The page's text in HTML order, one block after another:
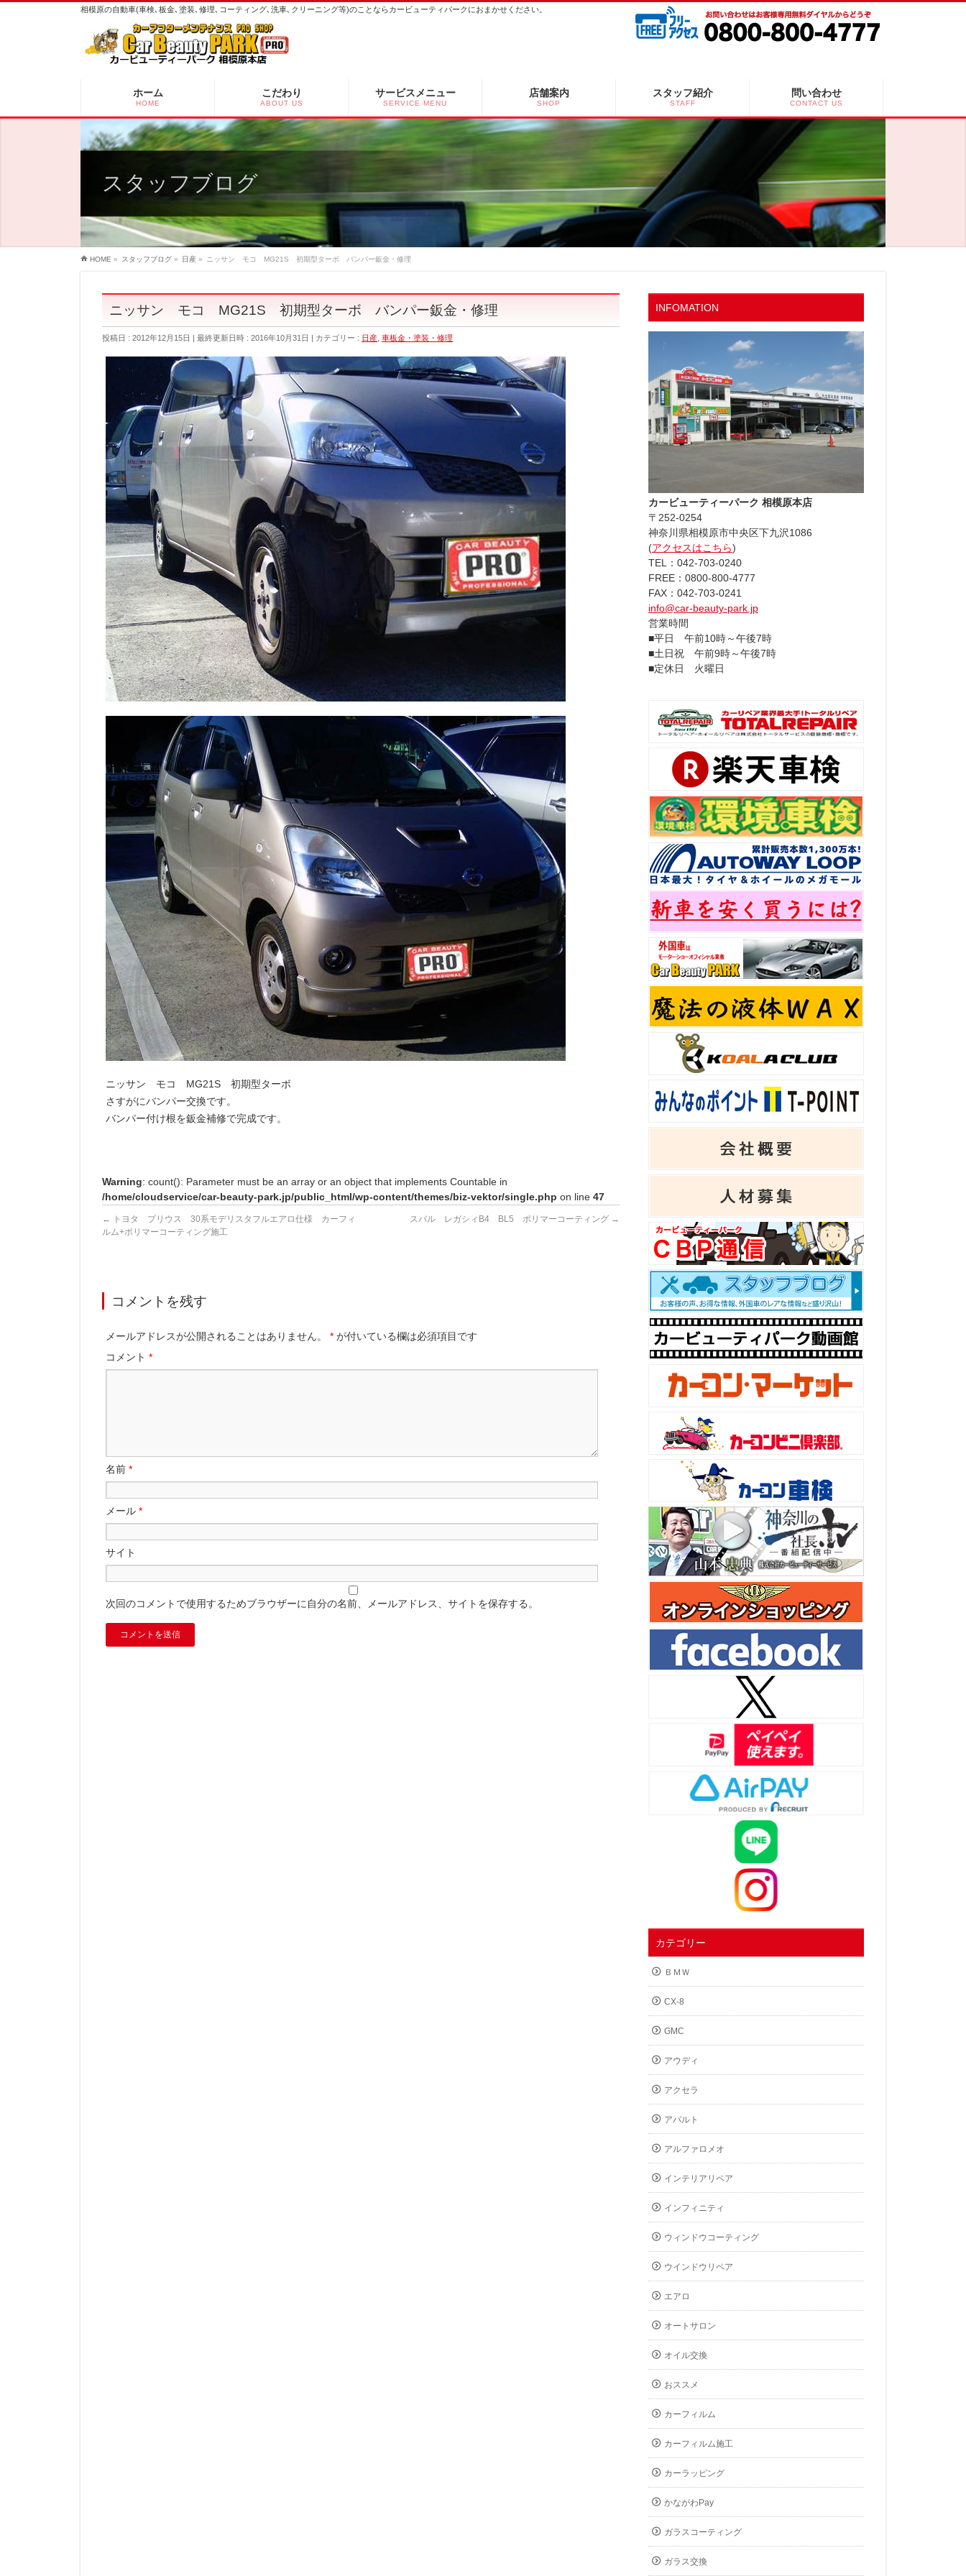
相模原の自動車(車検､板金､塗装､修理､コーティング､洗車､クリーニング等)のことならカービューティパークにおまかせください。
ホーム
HOME
こだわり
ABOUT US
サービスメニュー
SERVICE MENU
店舗案内
SHOP
スタッフ紹介
STAFF
問い合わせ
CONTACT US
スタッフブログ
HOME » スタッフブログ » 日産 » ニッサン モコ MG21S 初期型ターボ バンパー鈑金・修理
ニッサン モコ MG21S 初期型ターボ バンパー鈑金・修理
投稿日 : 2012年12月15日 最終更新日時 : 2016年10月31日 カテゴリー : 日産 車板金・塗装・修理
ニッサン モコ MG21S 初期型ターボ
さすがにバンパー交換です。
バンパー付け根を鈑金補修で完成です。
Warning: count(): Parameter must be an array or an object that implements Countable in
/home/cloudservice/car-beauty-park.jp/public_html/wp-content/themes/biz-vektor/single.php on line 47
←
トヨタ プリウス 30系モデリスタフルエアロ仕様 カーフィ
ルム+ポリマーコーティング施工
スバル レガシィB4 BL5 ポリマーコーティング →
コメントを残す
メールアドレスが公開されることはありません。 * が付いている欄は必須項目です
コメント *
名前 *
メール *
サイト
次回のコメントで使用するためブラウザーに自分の名前、メールアドレス、サイトを保存する。
INFOMATION
カービューティーパーク 相模原本店
〒252-0254
神奈川県相模原市中央区下九沢1086
(アクセスはこちら)
TEL：042-703-0240
FREE：0800-800-4777
FAX：042-703-0241
info@car-beauty-park.jp
営業時間
■平日 午前10時～午後7時
■土日祝 午前9時～午後7時
■定休日 火曜日
カテゴリー
ＢＭＷ
CX-8
GMC
アウディ
アクセラ
アバルト
アルファロメオ
インテリアリペア
インフィニティ
ウィンドウコーティング
ウインドウリペア
エアロ
オートサロン
オイル交換
おススメ
カーフィルム
カーフィルム施工
カーラッピング
かながわPay
ガラスコーティング
ガラス交換